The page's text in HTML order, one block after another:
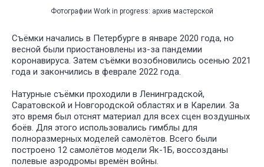
Фотографии Work in progress: архив мастерской
Съёмки начались в Петербурге в январе 2020 года, но
весной были приостановлены из-за пандемии
коронавируса. Затем съёмки возобновились осенью 2021
года и закончились в феврале 2022 года.
Натурные съёмки проходили в Ленинградской,
Саратовской и Новгородской областях и в Карелии. За
это время был отснят материал для всех сцен воздушных
боёв. Для этого использовались гимблы для
полноразмерных моделей самолётов. Всего были
построено 12 самолётов модели Як-1Б, воссозданы
полевые аэродромы времён войны.